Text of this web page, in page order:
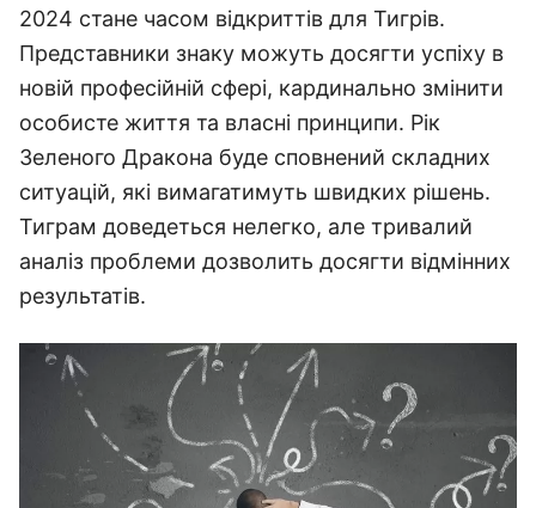
2024 стане часом відкриттів для Тигрів.
Представники знаку можуть досягти успіху в
новій професійній сфері, кардинально змінити
особисте життя та власні принципи. Рік
Зеленого Дракона буде сповнений складних
ситуацій, які вимагатимуть швидких рішень.
Тиграм доведеться нелегко, але тривалий
аналіз проблеми дозволить досягти відмінних
результатів.